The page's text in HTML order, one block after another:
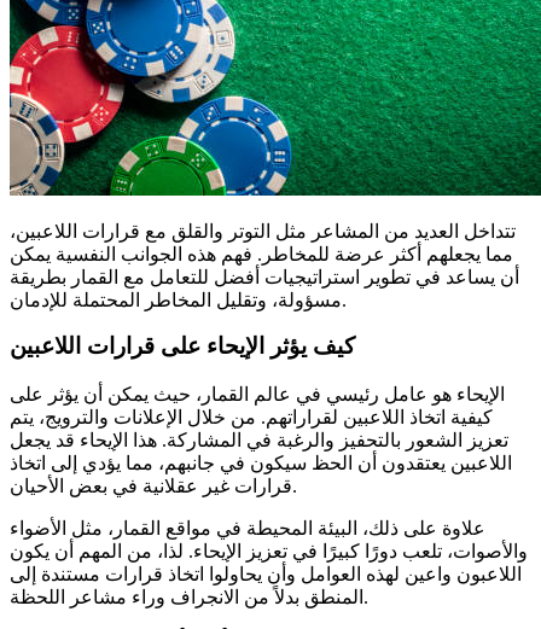
تتداخل العديد من المشاعر مثل التوتر والقلق مع قرارات اللاعبين،
مما يجعلهم أكثر عرضة للمخاطر. فهم هذه الجوانب النفسية يمكن
أن يساعد في تطوير استراتيجيات أفضل للتعامل مع القمار بطريقة
مسؤولة، وتقليل المخاطر المحتملة للإدمان.
كيف يؤثر الإيحاء على قرارات اللاعبين
الإيحاء هو عامل رئيسي في عالم القمار، حيث يمكن أن يؤثر على
كيفية اتخاذ اللاعبين لقراراتهم. من خلال الإعلانات والترويج، يتم
تعزيز الشعور بالتحفيز والرغبة في المشاركة. هذا الإيحاء قد يجعل
اللاعبين يعتقدون أن الحظ سيكون في جانبهم، مما يؤدي إلى اتخاذ
قرارات غير عقلانية في بعض الأحيان.
علاوة على ذلك، البيئة المحيطة في مواقع القمار، مثل الأضواء
والأصوات، تلعب دورًا كبيرًا في تعزيز الإيحاء. لذا، من المهم أن يكون
اللاعبون واعين لهذه العوامل وأن يحاولوا اتخاذ قرارات مستندة إلى
المنطق بدلاً من الانجراف وراء مشاعر اللحظة.